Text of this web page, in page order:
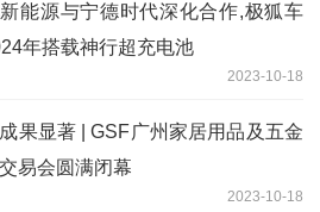
能源与宁德时代深化合作,极狐车
年搭载神行超充电池
2023-10-18
果显著 | GSF广州家居用品及五金
易会圆满闭幕
2023-10-18